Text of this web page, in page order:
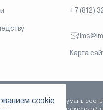
+7 (812)
Карта
на рынке ценных бумаг в
2003 года, брокерской
сookie